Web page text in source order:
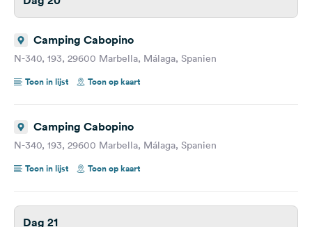
Camping Cabopino
N-340, 193, 29600 Marbella, Málaga, Spanien
Toon in lijst
Toon op kaart
Camping Cabopino
N-340, 193, 29600 Marbella, Málaga, Spanien
Toon in lijst
Toon op kaart
Dag 21